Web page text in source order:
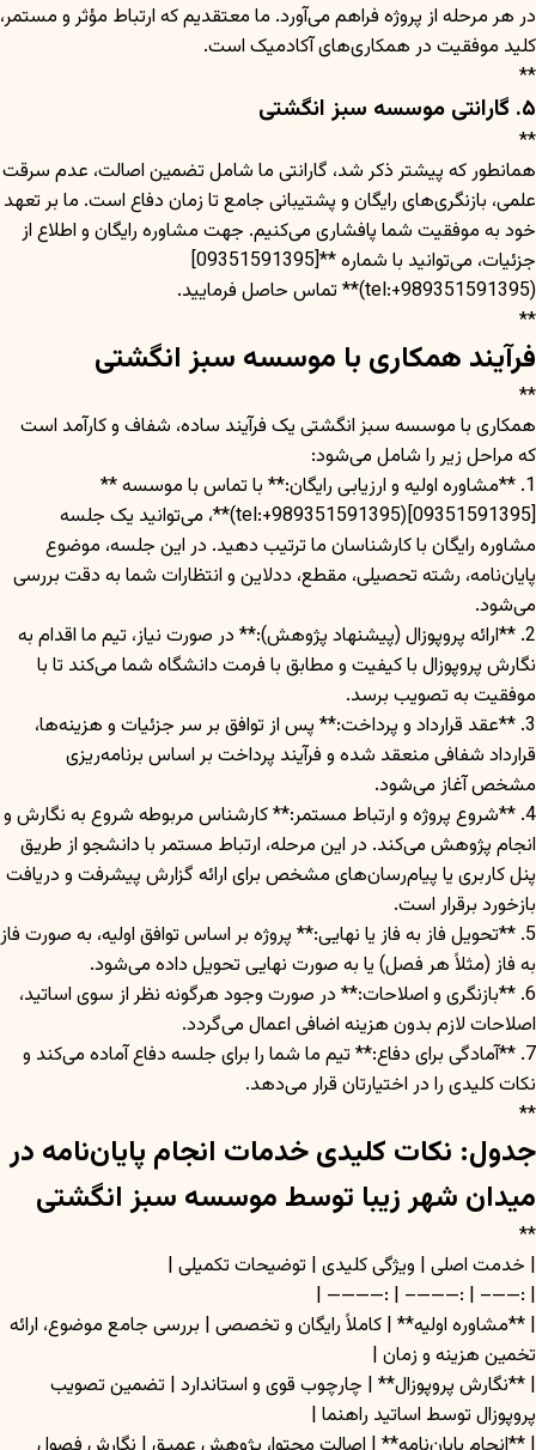
در هر مرحله از پروژه فراهم می‌آورد. ما معتقدیم که ارتباط مؤثر و مستمر،
کلید موفقیت در همکاری‌های آکادمیک است.
**
۵. گارانتی موسسه سبز انگشتی
**
همانطور که پیشتر ذکر شد، گارانتی ما شامل تضمین اصالت، عدم سرقت
علمی، بازنگری‌های رایگان و پشتیبانی جامع تا زمان دفاع است. ما بر تعهد
خود به موفقیت شما پافشاری می‌کنیم. جهت مشاوره رایگان و اطلاع از
جزئیات، می‌توانید با شماره **[09351591395]
(tel:+989351591395)** تماس حاصل فرمایید.
**
فرآیند همکاری با موسسه سبز انگشتی
**
همکاری با موسسه سبز انگشتی یک فرآیند ساده، شفاف و کارآمد است
که مراحل زیر را شامل می‌شود:
1. **مشاوره اولیه و ارزیابی رایگان:** با تماس با موسسه **
[09351591395](tel:+989351591395)**، می‌توانید یک جلسه
مشاوره رایگان با کارشناسان ما ترتیب دهید. در این جلسه، موضوع
پایان‌نامه، رشته تحصیلی، مقطع، ددلاین و انتظارات شما به دقت بررسی
می‌شود.
2. **ارائه پروپوزال (پیشنهاد پژوهش):** در صورت نیاز، تیم ما اقدام به
نگارش پروپوزال با کیفیت و مطابق با فرمت دانشگاه شما می‌کند تا با
موفقیت به تصویب برسد.
3. **عقد قرارداد و پرداخت:** پس از توافق بر سر جزئیات و هزینه‌ها،
قرارداد شفافی منعقد شده و فرآیند پرداخت بر اساس برنامه‌ریزی
مشخص آغاز می‌شود.
4. **شروع پروژه و ارتباط مستمر:** کارشناس مربوطه شروع به نگارش و
انجام پژوهش می‌کند. در این مرحله، ارتباط مستمر با دانشجو از طریق
پنل کاربری یا پیام‌رسان‌های مشخص برای ارائه گزارش پیشرفت و دریافت
بازخورد برقرار است.
5. **تحویل فاز به فاز یا نهایی:** پروژه بر اساس توافق اولیه، به صورت فاز
به فاز (مثلاً هر فصل) یا به صورت نهایی تحویل داده می‌شود.
6. **بازنگری و اصلاحات:** در صورت وجود هرگونه نظر از سوی اساتید،
اصلاحات لازم بدون هزینه اضافی اعمال می‌گردد.
7. **آمادگی برای دفاع:** تیم ما شما را برای جلسه دفاع آماده می‌کند و
نکات کلیدی را در اختیارتان قرار می‌دهد.
**
جدول: نکات کلیدی خدمات انجام پایان‌نامه در
میدان شهر زیبا توسط موسسه سبز انگشتی
**
| خدمت اصلی | ویژگی کلیدی | توضیحات تکمیلی |
| :——– | :———– | :———— |
| **مشاوره اولیه** | کاملاً رایگان و تخصصی | بررسی جامع موضوع، ارائه
تخمین هزینه و زمان |
| **نگارش پروپوزال** | چارچوب قوی و استاندارد | تضمین تصویب
پروپوزال توسط اساتید راهنما |